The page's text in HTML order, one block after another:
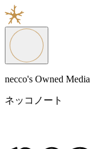
necco's Owned Media
ネッコノート